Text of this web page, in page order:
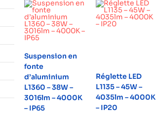
Suspension en
fonte
d’aluminium
L1360 – 38W –
3016lm – 4000K
– IP65
Réglette LED
L1135 – 45W –
4035lm – 4000K
– IP20